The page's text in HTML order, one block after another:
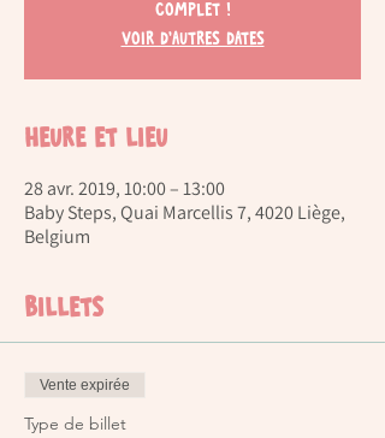
complet !
Voir d'autres dates
Heure et lieu
28 avr. 2019, 10:00 – 13:00
Baby Steps, Quai Marcellis 7, 4020 Liège,
Belgium
Billets
Vente expirée
Type de billet